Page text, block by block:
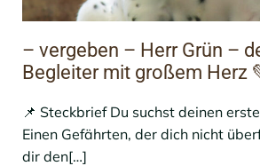
– vergeben – Herr Grün –
Begleiter mit großem Herz
📌 Steckbrief Du suchst deinen
Einen Gefährten, der dich nicht
dir den[…]